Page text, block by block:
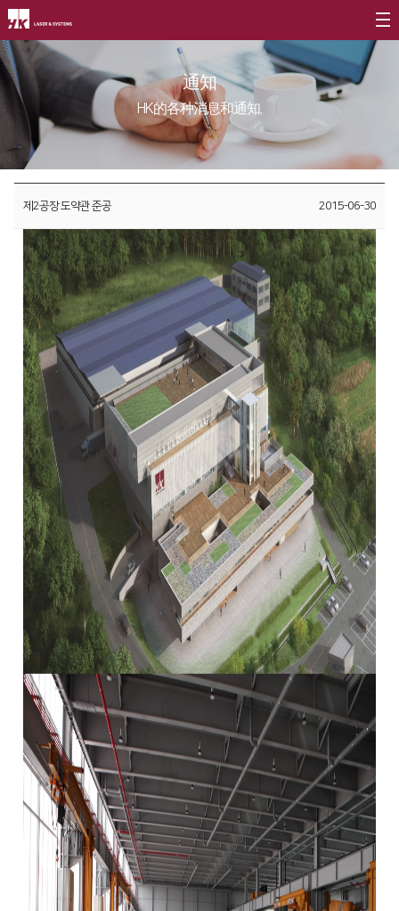
公司介绍
CEO
公司简介
公司沿革
CI介绍
价值经营∨
企业精神
核心价值
长远规划
分公司介绍∨
全球网络
国内分公司
海外办事处
产品介绍
光纤
FL3015 Fiber
PS Series Fiber
二氧化碳∨
FL3015 二氧化碳
PS series 二氧化碳
PL3015 二氧化碳
割管专用机
折弯机
去毛刺机
特殊用途
焊接机
混合加工机
自动化
客户支援
资源
社会贡献
社会贡献活动
活动评论
通知
HK的各种消息和通知.
제2공장 도약관 준공 2015-06-30